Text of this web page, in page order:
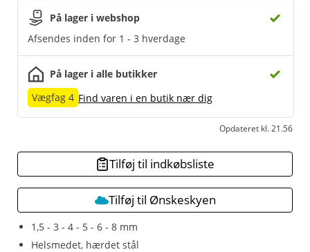
1,5 - 3 - 4 - 5 - 6 - 8 mm
Helsmedet, hærdet stål
På lager i webshop
Afsendes inden for 1 - 3 hverdage
På lager i alle butikker
Vægfag 4 Find varen i en butik nær dig
Opdateret kl. 21.56
Tilføj til indkøbsliste
Tilføj til Ønskeskyen